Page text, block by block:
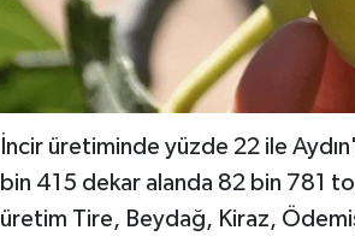
İncir üretiminde yüzde 22 ile
bin 415 dekar alanda 82 bin 781
üretim Tire, Beydağ, Kiraz,